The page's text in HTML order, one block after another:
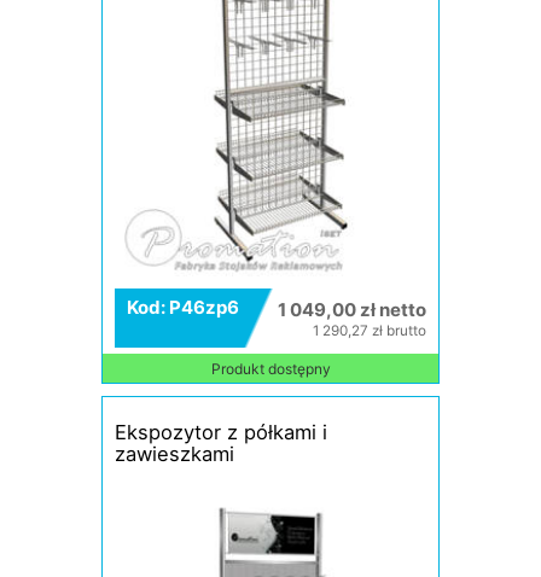
Kod: P46zp6 1 049,00 zł netto
1 290,27 zł brutto
Produkt dostępny
Ekspozytor z półkami i
zawieszkami